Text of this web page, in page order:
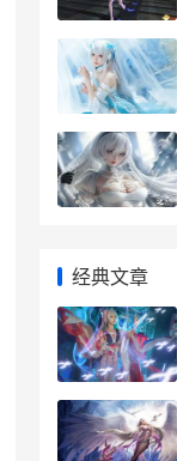
经典文章